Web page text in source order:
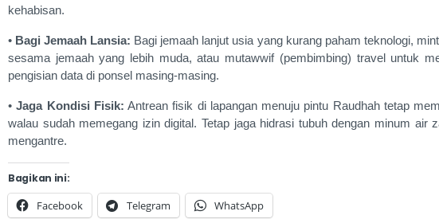
kehabisan.
• Bagi Jemaah Lansia: Bagi jemaah lanjut usia yang kurang paham teknologi,
sesama jemaah yang lebih muda, atau mutawwif (pembimbing) travel untuk
pengisian data di ponsel masing-masing.
•Jaga Kondisi Fisik: Antrean fisik di lapangan menuju pintu Raudhah tetap
walau sudah memegang izin digital. Tetap jaga hidrasi tubuh dengan minum air
mengantre.
Bagikan ini:
Facebook Telegram WhatsApp